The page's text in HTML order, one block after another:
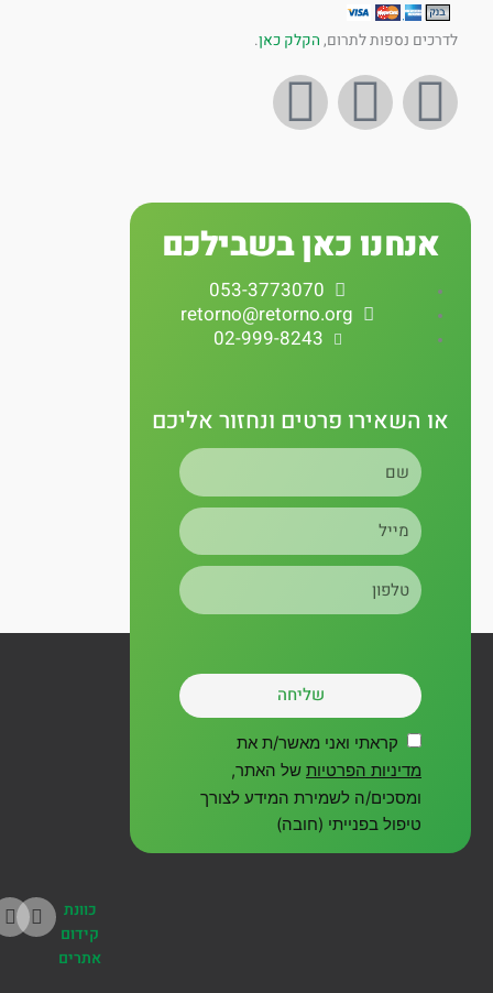
לדרכים נספות לתרום,הקלק כאן.
F
c
e
b
o
Y
u
t
u
e
I
s
t
a
r
a
m
אנחנו כאן בשבילכם
053-3773070
retorno@retorno.org
02-999-8243
או השאירו פרטים ונחזור אליכם
טלפון
שליחה
קראתי ואני מאשר/ת את
מדיניות הפרטיותשל האתר,
ומסכים/ה לשמירת המידע לצורך
טיפול בפנייתי (חובה)
כוונת
קידום
אתרים